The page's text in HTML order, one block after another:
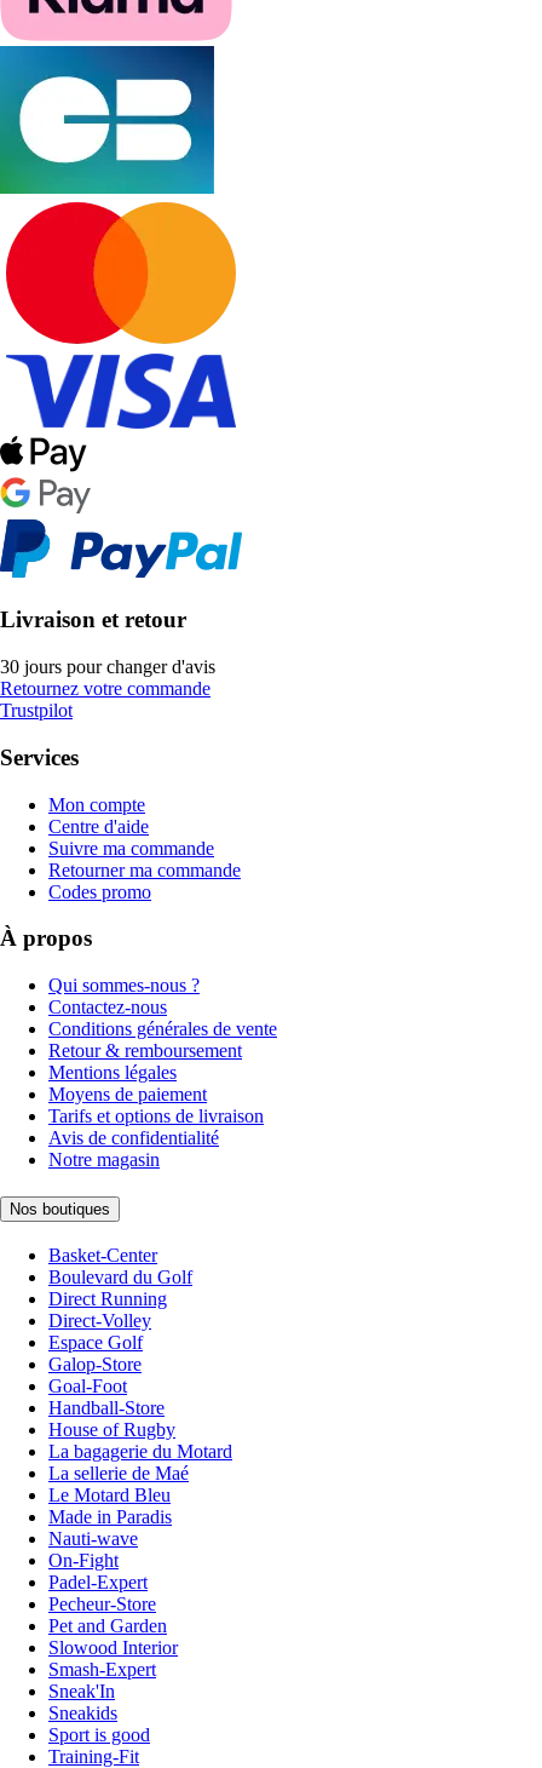
Livraison et retour
30 jours pour changer d'avis
Retournez votre commande
Trustpilot
Services
Mon compte
Centre d'aide
Suivre ma commande
Retourner ma commande
Codes promo
À propos
Qui sommes-nous ?
Contactez-nous
Conditions générales de vente
Retour & remboursement
Mentions légales
Moyens de paiement
Tarifs et options de livraison
Avis de confidentialité
Notre magasin
Nos boutiques
Basket-Center
Boulevard du Golf
Direct Running
Direct-Volley
Espace Golf
Galop-Store
Goal-Foot
Handball-Store
House of Rugby
La bagagerie du Motard
La sellerie de Maé
Le Motard Bleu
Made in Paradis
Nauti-wave
On-Fight
Padel-Expert
Pecheur-Store
Pet and Garden
Slowood Interior
Smash-Expert
Sneak'In
Sneakids
Sport is good
Training-Fit